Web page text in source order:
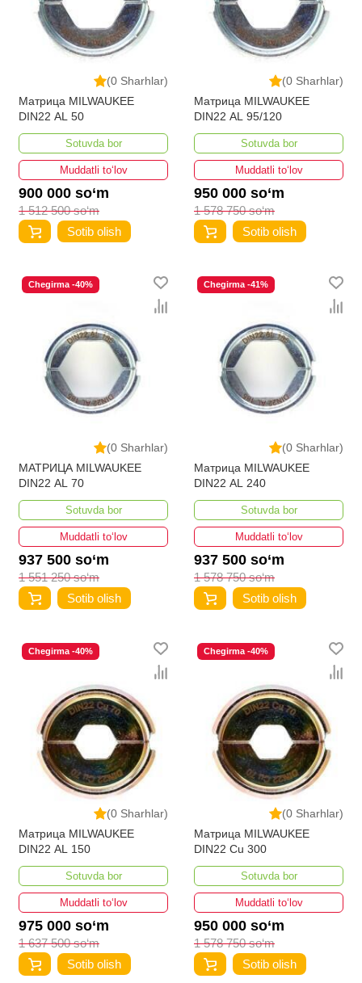
(0 Sharhlar)
Матрица MILWAUKEE
DIN22 AL 50
Sotuvda bor
Muddatli to‘lov
900 000 so‘m
1 512 500 so‘m
Sotib olish
(0 Sharhlar)
Матрица MILWAUKEE
DIN22 AL 95/120
Sotuvda bor
Muddatli to‘lov
950 000 so‘m
1 578 750 so‘m
Sotib olish
(0 Sharhlar)
Chegirma -40%
МАТРИЦА MILWAUKEE
DIN22 AL 70
Sotuvda bor
Muddatli to‘lov
937 500 so‘m
1 551 250 so‘m
Sotib olish
(0 Sharhlar)
Chegirma -41%
Матрица MILWAUKEE
DIN22 AL 240
Sotuvda bor
Muddatli to‘lov
937 500 so‘m
1 578 750 so‘m
Sotib olish
(0 Sharhlar)
Chegirma -40%
Матрица MILWAUKEE
DIN22 AL 150
Sotuvda bor
Muddatli to‘lov
975 000 so‘m
1 637 500 so‘m
Sotib olish
(0 Sharhlar)
Chegirma -40%
Матрица MILWAUKEE
DIN22 Cu 300
Sotuvda bor
Muddatli to‘lov
950 000 so‘m
1 578 750 so‘m
Sotib olish